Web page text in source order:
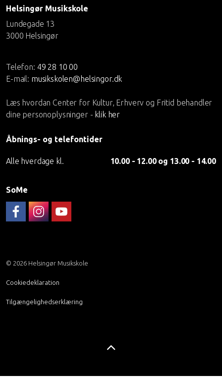
Helsingør Musikskole
Lundegade 13
3000 Helsingør
Telefon: 49 28 10 00
E-mail: musikskolen@helsingor.dk
Læs hvordan Center for Kultur, Erhverv og Fritid behandler
dine personoplysninger - klik her
Åbnings- og telefontider
Alle hverdage kl. 10.00 - 12.00 og 13.00 - 14.00
SoMe
© 2026 Helsingør Musikskole
Cookiedeklaration
Tilgængelighedserklæring